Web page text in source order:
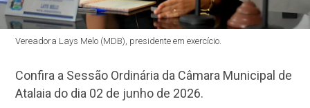
Vereadora Lays Melo (MDB), presidente em exercício.
Confira a Sessão Ordinária da Câmara Municipal de
Atalaia do dia 02 de junho de 2026.